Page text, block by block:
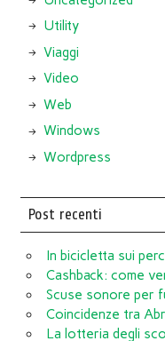
Utility
Viaggi
Video
Web
Windows
Wordpress
Post recenti
In bicicletta sui
Cashback: come
Scuse sonore per
Coincidenze tra
La lotteria degli